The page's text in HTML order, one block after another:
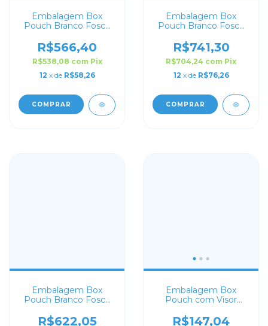
Embalagem Box
Pouch Branco Fosco
R$566,40
R$538,08 com Pix
12 x de R$58,26
COMPRAR
Embalagem Box
Pouch Branco Fosco
R$741,30
R$704,24 com Pix
12 x de R$76,26
COMPRAR
Embalagem Box
Pouch Branco Fosco
R$622,05
Embalagem Box
Pouch com Visor
Zip Lock
R$147,04